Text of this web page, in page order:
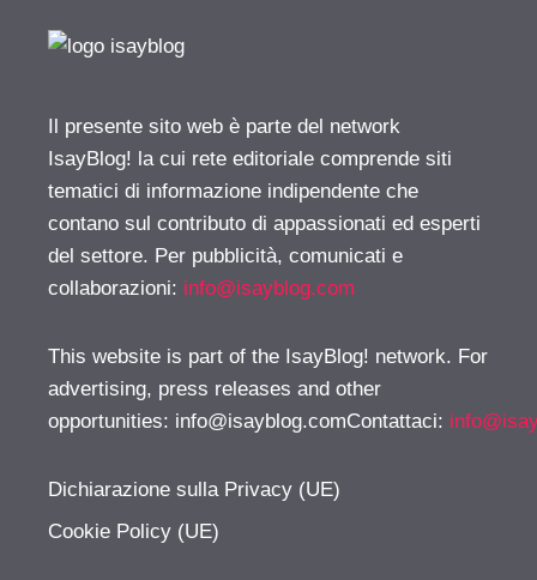
Il presente sito web è parte del network
IsayBlog! la cui rete editoriale comprende siti
tematici di informazione indipendente che
contano sul contributo di appassionati ed esperti
del settore. Per pubblicità, comunicati e
collaborazioni: info@isayblog.com
This website is part of the IsayBlog! network. For
advertising, press releases and other
opportunities: info@isayblog.comContattaci:
Dichiarazione sulla Privacy (UE)
Cookie Policy (UE)